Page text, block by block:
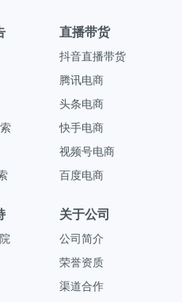
直播带货
抖音直播带货
腾讯电商
头条电商
快手电商
视频号电商
百度电商
关于公司
公司简介
荣誉资质
渠道合作